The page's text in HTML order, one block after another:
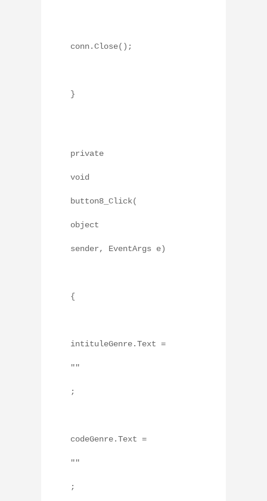
conn.Close();
}
private
void
button8_Click(
object
sender, EventArgs e)
{
intituleGenre.Text =
""
;
codeGenre.Text =
""
;